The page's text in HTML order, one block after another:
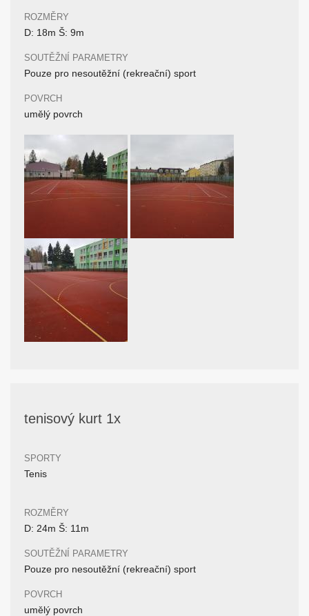
ROZMĚRY
D: 18m Š: 9m
SOUTĚŽNÍ PARAMETRY
Pouze pro nesoutěžní (rekreační) sport
POVRCH
umělý povrch
tenisový kurt 1x
SPORTY
Tenis
ROZMĚRY
D: 24m Š: 11m
SOUTĚŽNÍ PARAMETRY
Pouze pro nesoutěžní (rekreační) sport
POVRCH
umělý povrch